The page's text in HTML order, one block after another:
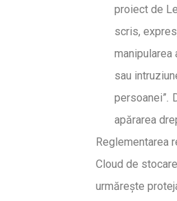
proiect de
scris,
manipularea
sau
persoanei”.
apărarea
Reglementarea
Cloud de
urmărește